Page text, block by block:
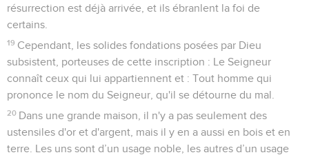
résurrection est déjà arrivée, et ils ébranlent la foi de
certains.
19 Cependant, les solides fondations posées par Dieu
subsistent, porteuses de cette inscription : Le Seigneur
connaît ceux qui lui appartiennent et : Tout homme qui
prononce le nom du Seigneur, qu'il se détourne du mal.
20 Dans une grande maison, il n'y a pas seulement des
ustensiles d'or et d'argent, mais il y en a aussi en bois et en
terre. Les uns sont d’un usage noble, les autres d’un usage